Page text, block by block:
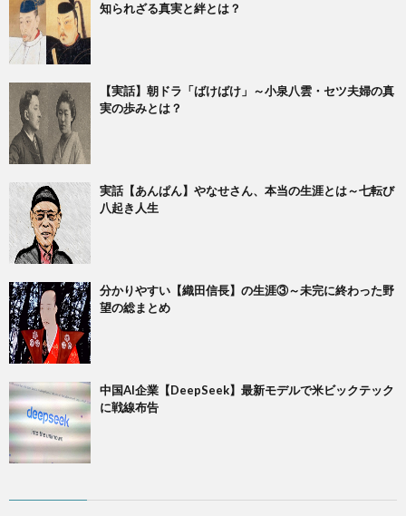
知られざる真実と絆とは？
【実話】朝ドラ「ばけばけ」～小泉八雲・セツ夫婦の真
実の歩みとは？
実話【あんぱん】やなせさん、本当の生涯とは～七転び
八起き人生
​分かりやすい【織田信長】の生涯③～未完に終わった野
望の総まとめ
中国AI企業【DeepSeek】最新モデルで米ビックテック
に戦線布告